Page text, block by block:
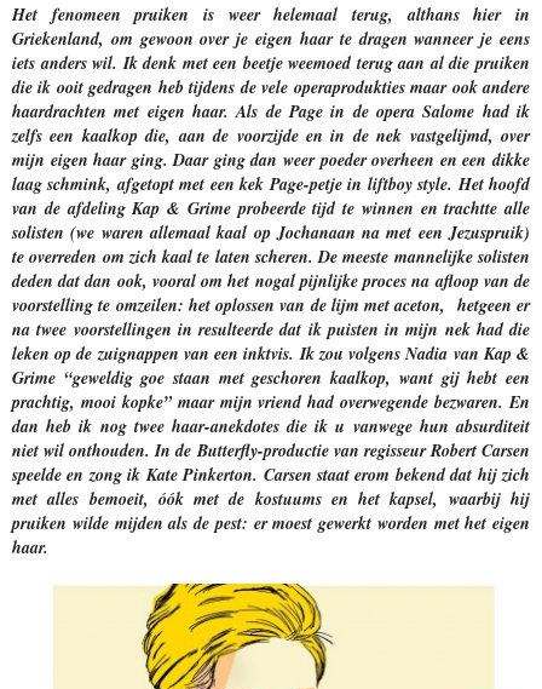
Het fenomeen pruiken is weer helemaal terug, althans hier in
Griekenland, om gewoon over je eigen haar te dragen wanneer je eens
iets anders wil. Ik denk met een beetje weemoed terug aan al die pruiken
die ik ooit gedragen heb tijdens de vele operaprodukties maar ook andere
haardrachten met eigen haar. Als de Page in de opera Salome had ik
zelfs een kaalkop die, aan de voorzijde en in de nek vastgelijmd, over
mijn eigen haar ging. Daar ging dan weer poeder overheen en een dikke
laag schmink, afgetopt met een kek Page-petje in liftboy style. Het hoofd
van de afdeling Kap & Grime probeerde tijd te winnen en trachtte alle
solisten (we waren allemaal kaal op Jochanaan na met een Jezuspruik)
te overreden om zich kaal te laten scheren. De meeste mannelijke solisten
deden dat dan ook, vooral om het nogal pijnlijke proces na afloop van de
voorstelling te omzeilen: het oplossen van de lijm met aceton, hetgeen er
na twee voorstellingen in resulteerde dat ik puisten in mijn nek had die
leken op de zuignappen van een inktvis. Ik zou volgens Nadia van Kap &
Grime “geweldig goe staan met geschoren kaalkop, want gij hebt een
prachtig, mooi kopke” maar mijn vriend had overwegende bezwaren. En
dan heb ik nog twee haar-anekdotes die ik u vanwege hun absurditeit
niet wil onthouden. In de Butterfly-productie van regisseur Robert Carsen
speelde en zong ik Kate Pinkerton. Carsen staat erom bekend dat hij zich
met alles bemoeit, óók met de kostuums en het kapsel, waarbij hij
pruiken wilde mijden als de pest: er moest gewerkt worden met het eigen
haar.